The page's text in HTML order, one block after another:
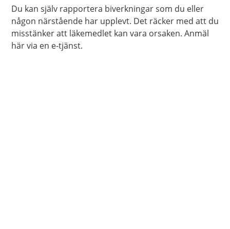
Du kan själv rapportera biverkningar som du eller
någon närstående har upplevt. Det räcker med att du
misstänker att läkemedlet kan vara orsaken. Anmäl
här via en e-tjänst.